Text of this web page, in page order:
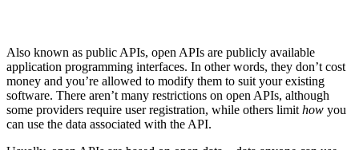
Also known as public APIs, open APIs are publicly available
application programming interfaces. In other words, they don’t cost
money and you’re allowed to modify them to suit your existing
software. There aren’t many restrictions on open APIs, although
some providers require user registration, while others limit how you
can use the data associated with the API.